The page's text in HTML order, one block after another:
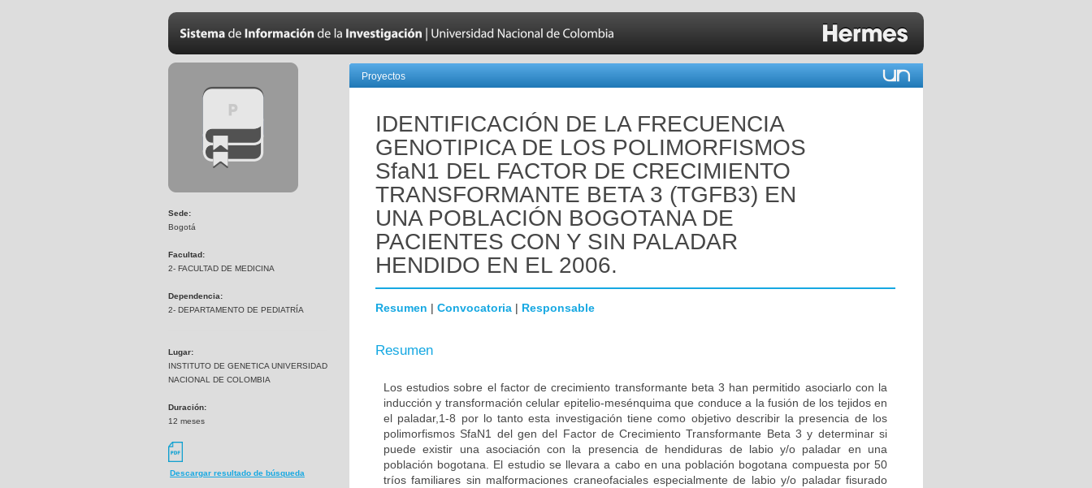
Sede:
Bogotá
Facultad:
2- FACULTAD DE MEDICINA
Dependencia:
2- DEPARTAMENTO DE PEDIATRÍA
Lugar:
INSTITUTO DE GENETICA UNIVERSIDAD
NACIONAL DE COLOMBIA
Duración:
12 meses
Descargar resultado de búsqueda
Proyectos
IDENTIFICACIÓN DE LA FRECUENCIA
GENOTIPICA DE LOS POLIMORFISMOS
SfaN1 DEL FACTOR DE CRECIMIENTO
TRANSFORMANTE BETA 3 (TGFB3) EN
UNA POBLACIÓN BOGOTANA DE
PACIENTES CON Y SIN PALADAR
HENDIDO EN EL 2006.
Resumen | Convocatoria | Responsable
Resumen
Los estudios sobre el factor de crecimiento transformante beta 3 han permitido asociarlo con la
inducción y transformación celular epitelio-mesénquima que conduce a la fusión de los tejidos en
el paladar,1-8 por lo tanto esta investigación tiene como objetivo describir la presencia de los
polimorfismos SfaN1 del gen del Factor de Crecimiento Transformante Beta 3 y determinar si
puede existir una asociación con la presencia de hendiduras de labio y/o paladar en una
población bogotana. El estudio se llevara a cabo en una población bogotana compuesta por 50
tríos familiares sin malformaciones craneofaciales especialmente de labio y/o paladar fisurado